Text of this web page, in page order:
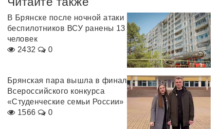
В Брянске после ночной атаки
беспилотников ВСУ ранены 13
человек
2432
0
Брянская пара вышла в финал
Всероссийского конкурса
«Студенческие семьи России»
1566
0